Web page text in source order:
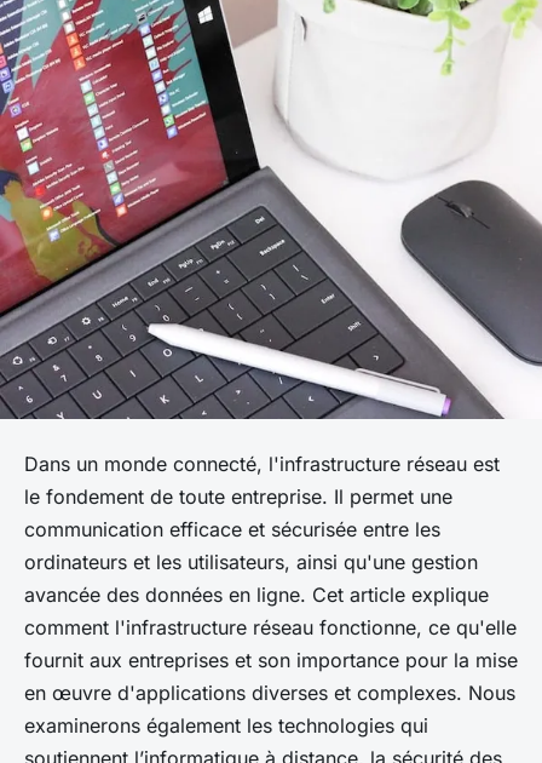
Dans un monde connecté, l'infrastructure réseau est
le fondement de toute entreprise. Il permet une
communication efficace et sécurisée entre les
ordinateurs et les utilisateurs, ainsi qu'une gestion
avancée des données en ligne. Cet article explique
comment l'infrastructure réseau fonctionne, ce qu'elle
fournit aux entreprises et son importance pour la mise
en œuvre d'applications diverses et complexes. Nous
examinerons également les technologies qui